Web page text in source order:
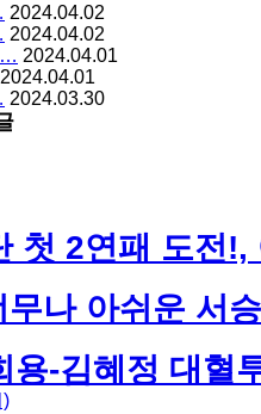
2024.04.02
2024.04.02
… 2024.04.01
2024.04.01
2024.03.30
첫 2연패 도전!,
나 아쉬운 서
-김혜정 대혈